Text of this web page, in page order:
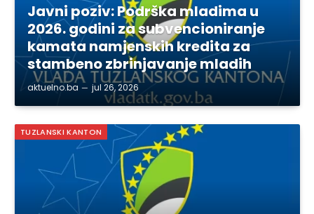
Javni poziv: Podrška mladima u
2026. godini za subvencioniranje
kamata namjenskih kredita za
stambeno zbrinjavanje mladih
aktuelno.ba jul 26, 2026
TUZLANSKI KANTON